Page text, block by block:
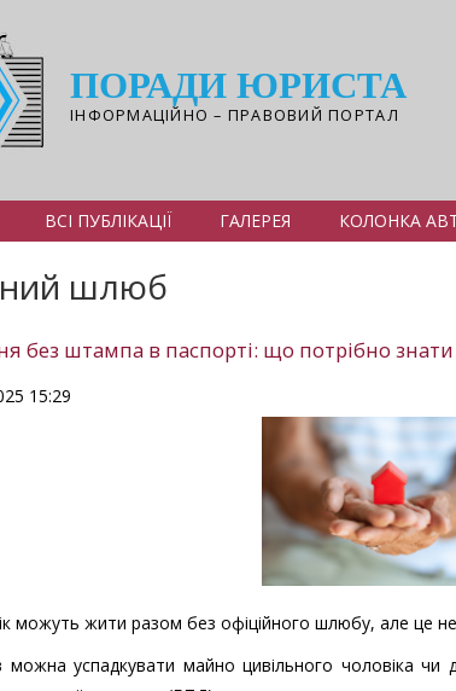
ПОРАДИ ЮРИСТА
ІНФОРМАЦІЙНО – ПРАВОВИЙ ПОРТАЛ
ВСІ ПУБЛІКАЦІЇ ГАЛЕРЕЯ КОЛОНКА
шлюб
без штампа в паспорті: що потрібно
15:29
можуть жити разом без офіційного шлюбу, але це
можна успадкувати майно цивільного чоловіка